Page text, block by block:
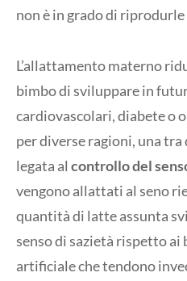
non è in grado di
L’allattamento materno
bimbo di sviluppare in
cardiovascolari, diabete o
per diverse ragioni, una tra
legata al controllo del
vengono allattati al seno
quantità di latte assunta
senso di sazietà rispetto
artificiale che tendono